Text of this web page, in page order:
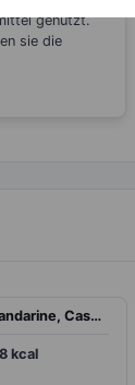
genutzt.
sie die
Müsli mit Mandarine, Cashewkernen und Joghurt
kcal